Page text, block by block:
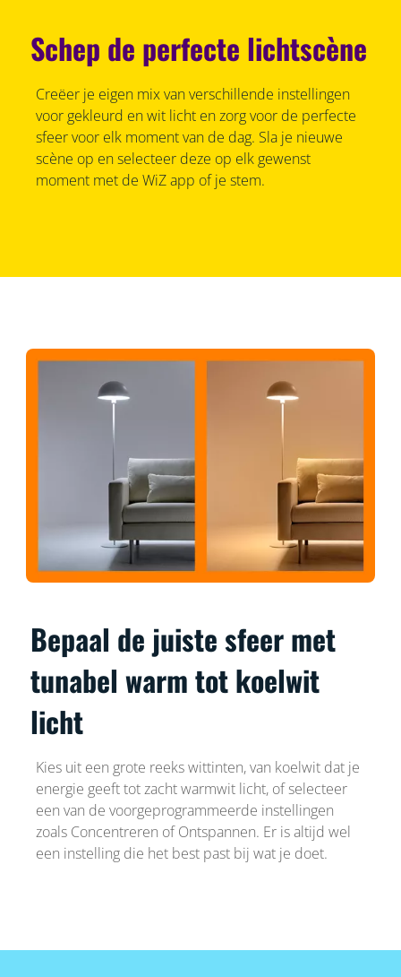
Schep de perfecte lichtscène
Creëer je eigen mix van verschillende instellingen
voor gekleurd en wit licht en zorg voor de perfecte
sfeer voor elk moment van de dag. Sla je nieuwe
scène op en selecteer deze op elk gewenst
moment met de WiZ app of je stem.
Bepaal de juiste sfeer met
tunabel warm tot koelwit
licht
Kies uit een grote reeks wittinten, van koelwit dat je
energie geeft tot zacht warmwit licht, of selecteer
een van de voorgeprogrammeerde instellingen
zoals Concentreren of Ontspannen. Er is altijd wel
een instelling die het best past bij wat je doet.